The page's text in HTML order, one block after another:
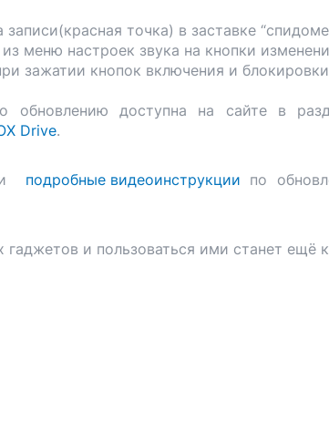
точка) в заставке
меню настроек звука на кнопки
зажатии кнопок включения и блокировки
обновлению доступна на сайте в
Drive.
подробные видеоинструкции по
и пользоваться ими станет ещё